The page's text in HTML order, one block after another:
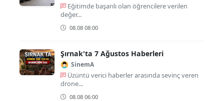
Eğitimde başarılı olan öğrencilere verilen
değer...
08.08 08:00
Şırnak'ta 7 Ağustos Haberleri
SinemA
Üzüntü verici haberler arasında sevinç veren
drone...
08.08 06:00